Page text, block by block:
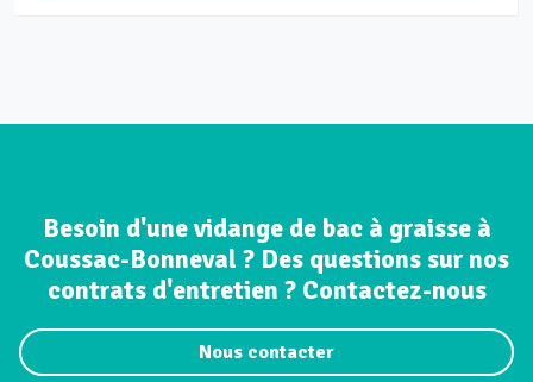
Besoin d'une vidange de bac à graisse à
Coussac-Bonneval ? Des questions sur nos
contrats d'entretien ? Contactez-nous
Nous contacter